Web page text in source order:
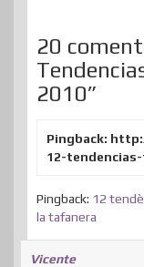
20
2010”
Pingback:
12-
Pingback: 12
la tafanera
Vicente